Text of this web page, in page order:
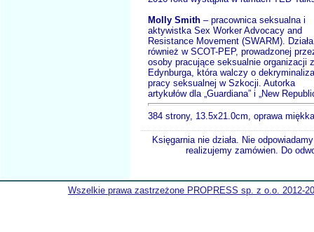
Molly Smith – pracownica seksualna i
aktywistka Sex Worker Advocacy and
Resistance Movement (SWARM). Działa
również w SCOT-PEP, prowadzonej
osoby pracujące seksualnie organizacji z
Edynburga, która walczy o
pracy seksualnej w Szkocji. Autorka
artykułów dla „Guardiana” i „New
384 strony, 13.5x21.0cm, oprawa miękka
Księgarnia nie działa. Nie
realizujemy zamówien. Do
Wszelkie prawa zastrzeżone PROPRESS sp. z o.o. 2012-